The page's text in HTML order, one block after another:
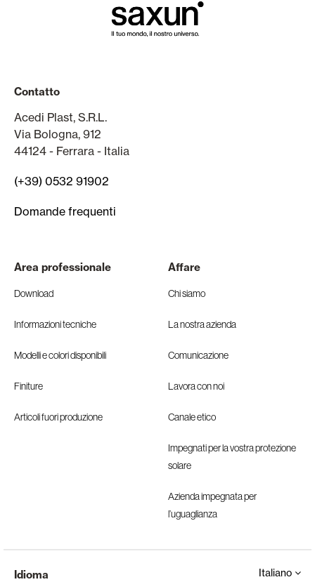
Contatto
Acedi Plast, S.R.L.
Via Bologna, 912
44124 - Ferrara - Italia
(+39) 0532 91902
Domande frequenti
Area professionale
Download
Informazioni tecniche
Modelli e colori disponibili
Finiture
Articoli fuori produzione
Affare
Chi siamo
La nostra azienda
Comunicazione
Lavora con noi
Canale etico
Impegnati per la vostra protezione
solare
Azienda impegnata per
l’uguaglianza
Idioma Italiano